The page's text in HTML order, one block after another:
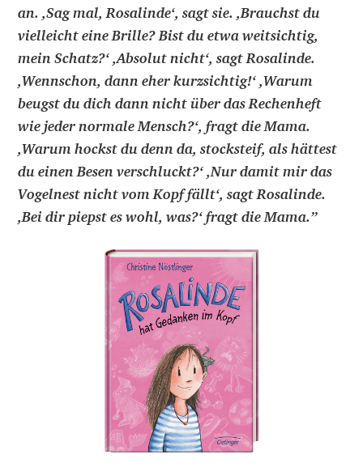
an. ,Sag mal, Rosalinde‘, sagt sie. ,Brauchst du
vielleicht eine Brille? Bist du etwa weitsichtig,
mein Schatz?‘ ,Absolut nicht‘, sagt Rosalinde.
,Wennschon, dann eher kurzsichtig!‘ ,Warum
beugst du dich dann nicht über das Rechenheft
wie jeder normale Mensch?‘, fragt die Mama.
,Warum hockst du denn da, stocksteif, als hättest
du einen Besen verschluckt?‘ ,Nur damit mir das
Vogelnest nicht vom Kopf fällt‘, sagt Rosalinde.
,Bei dir piepst es wohl, was?‘ fragt die Mama.”